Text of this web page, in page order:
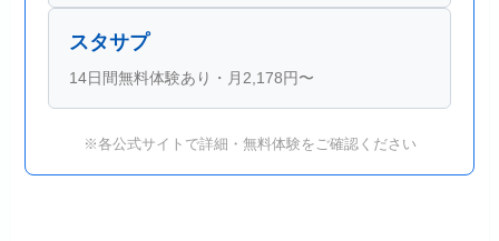
スタサプ
14日間無料体験あり・月2,178円〜
※各公式サイトで詳細・無料体験をご確認ください